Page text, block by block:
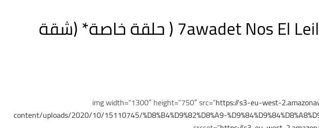
7awadet Nos El Leil: Episode 7 ( حلقة خاصة* (شقة
https://s3-eu-west-
content/uploads/2020/10/15110745/%D8%B4%D9%82%D8%A9-